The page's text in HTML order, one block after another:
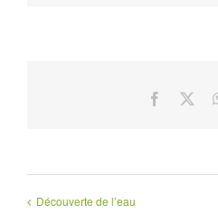
Facebook
Découverte de l’eau